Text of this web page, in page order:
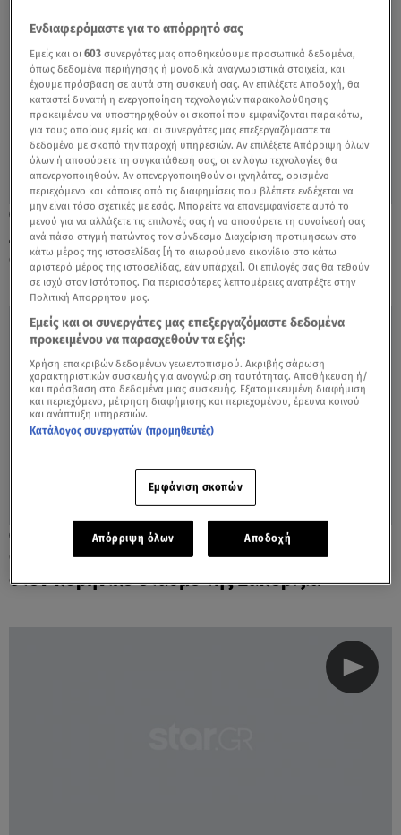
02.09.22, 00:02
Ζαπορίζια: «Ανησυχεί» για τον πυρηνικό
σταθμό ο επικεφαλής του ΔΟΑΕ
Ουκρανία: Έκλεισε ο ένας αντιδραστήρας
στον πυρηνικό σταθμό της Ζαπορίζια
Ενδιαφερόμαστε για το απόρρητό σας
Εμείς και οι603 συνεργάτες μας αποθηκεύουμε προσωπικά δεδομένα,
όπως δεδομένα περιήγησης ή μοναδικά αναγνωριστικά στοιχεία, και
έχουμε πρόσβαση σε αυτά στη συσκευή σας. Αν επιλέξετε Αποδοχή, θα
καταστεί δυνατή η ενεργοποίηση τεχνολογιών παρακολούθησης
προκειμένου να υποστηριχθούν οι σκοποί που εμφανίζονται παρακάτω,
για τους οποίους εμείς και οι συνεργάτες μας επεξεργαζόμαστε τα
δεδομένα με σκοπό την παροχή υπηρεσιών. Αν επιλέξετε Απόρριψη όλων
όλων ή αποσύρετε τη συγκατάθεσή σας, οι εν λόγω τεχνολογίες θα
απενεργοποιηθούν. Αν απενεργοποιηθούν οι ιχνηλάτες, ορισμένο
περιεχόμενο και κάποιες από τις διαφημίσεις που βλέπετε ενδέχεται να
μην είναι τόσο σχετικές με εσάς. Μπορείτε να επανεμφανίσετε αυτό το
μενού για να αλλάξετε τις επιλογές σας ή να αποσύρετε τη συναίνεσή σας
ανά πάσα στιγμή πατώντας τον σύνδεσμο Διαχείριση προτιμήσεων στο
κάτω μέρος της ιστοσελίδας [ή το αιωρούμενο εικονίδιο στο κάτω
αριστερό μέρος της ιστοσελίδας, εάν υπάρχει]. Οι επιλογές σας θα τεθούν
σε ισχύ στον Ιστότοπος. Για περισσότερες λεπτομέρειες ανατρέξτε στην
Πολιτική Απορρήτου μας.
Εμείς και οι συνεργάτες μας επεξεργαζόμαστε δεδομένα
προκειμένου να παρασχεθούν τα εξής:
Χρήση επακριβών δεδομένων γεωεντοπισμού. Ακριβής σάρωση
χαρακτηριστικών συσκευής για αναγνώριση ταυτότητας. Αποθήκευση ή/
και πρόσβαση στα δεδομένα μιας συσκευής. Εξατομικευμένη διαφήμιση
και περιεχόμενο, μέτρηση διαφήμισης και περιεχομένου, έρευνα κοινού
και ανάπτυξη υπηρεσιών.
Κατάλογος συνεργατών (προμηθευτές)
Εμφάνιση σκοπών
Απόρριψη όλων Αποδοχή